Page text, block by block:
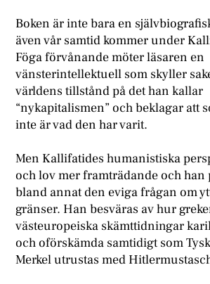
Boken är inte bara en
även vår samtid kommer under
Föga förvånande möter läsaren en
vänsterintellektuell som skyller
världens tillstånd på det han kallar
“nykapitalismen” och beklagar att
inte är vad den har varit.
Men Kallifatides humanistiska
och lov mer framträdande och
bland annat den eviga frågan om
gränser. Han besväras av hur
västeuropeiska skämttidningar
och oförskämda samtidigt som
Merkel utrustas med